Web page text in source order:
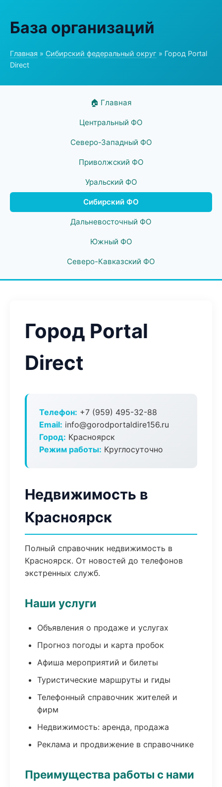
База организаций
Главная » Сибирский федеральный округ » Город Portal
Direct
🏠 Главная
Центральный ФО
Северо-Западный ФО
Приволжский ФО
Уральский ФО
Сибирский ФО
Дальневосточный ФО
Южный ФО
Северо-Кавказский ФО
Город Portal
Direct
Телефон: +7 (959) 495-32-88
Email: info@gorodportaldire156.ru
Город: Красноярск
Режим работы: Круглосуточно
Недвижимость в
Красноярск
Полный справочник недвижимость в
Красноярск. От новостей до телефонов
экстренных служб.
Наши услуги
Объявления о продаже и услугах
Прогноз погоды и карта пробок
Афиша мероприятий и билеты
Туристические маршруты и гиды
Телефонный справочник жителей и
фирм
Недвижимость: аренда, продажа
Реклама и продвижение в справочнике
Преимущества работы с нами